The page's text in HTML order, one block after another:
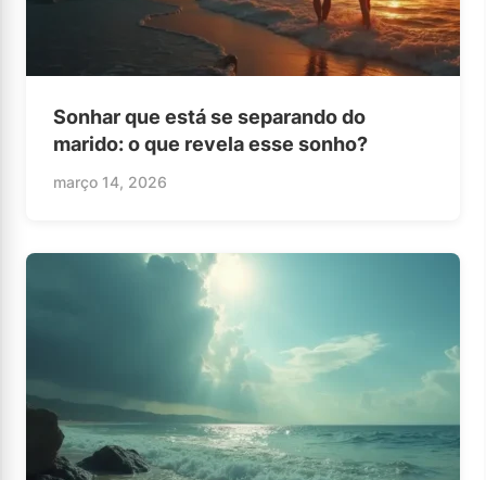
Sonhar que está se separando do
marido: o que revela esse sonho?
março 14, 2026